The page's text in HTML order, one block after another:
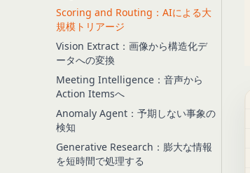
Scoring and Routing：AIによる大
規模トリアージ
Vision Extract：画像から構造化デ
ータへの変換
Meeting Intelligence：音声から
Action Itemsへ
Anomaly Agent：予期しない事象の
検知
Generative Research：膨大な情報
を短時間で処理する